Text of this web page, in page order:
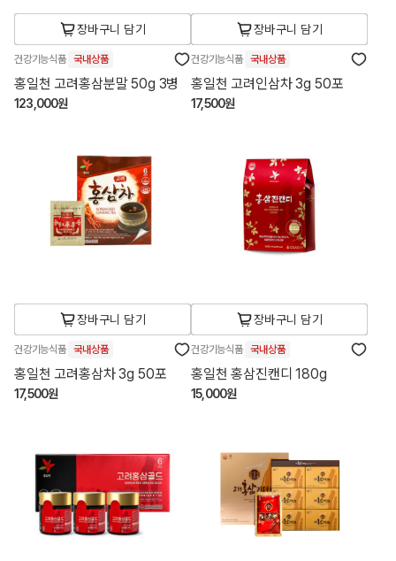
장바구니 담기
건강기능식품 국내상품
홍일천 고려홍삼분말 50g 3병
123,000원
장바구니 담기
건강기능식품 국내상품
홍일천 고려인삼차 3g 50포
17,500원
장바구니 담기
건강기능식품 국내상품
홍일천 고려홍삼차 3g 50포
17,500원
장바구니 담기
건강기능식품 국내상품
홍일천 홍삼진캔디 180g
15,000원